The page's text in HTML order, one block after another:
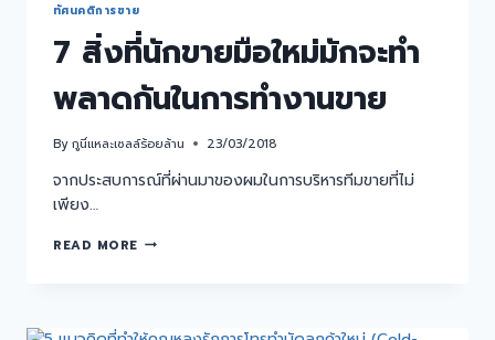
ทัศนคติการขาย
7 สิ่งที่นักขายมือใหม่มักจะทำ
พลาดกันในการทำงานขาย
Byกูนี่แหละเซลล์ร้อยล้าน 23/03/2018
จากประสบการณ์ที่ผ่านมาของผมในการบริหารทีมขายที่ไม่
เพียง…
READ MORE